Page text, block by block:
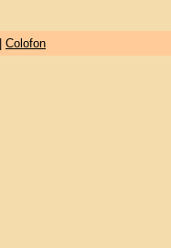
Colofon